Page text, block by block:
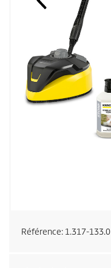
Référence: 1.317-133.0